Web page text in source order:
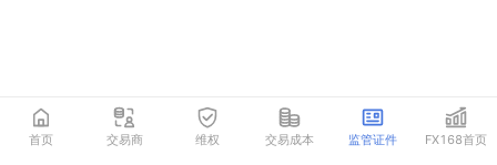
首页 交易商 维权 交易成本 监管证件 FX168首页